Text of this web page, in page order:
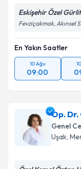
Eskişehir Özel
Fevziçakmak, Akınsel
En Yakın Saatler
10 Ağu
09:00
Op.
Genel
Uşak,